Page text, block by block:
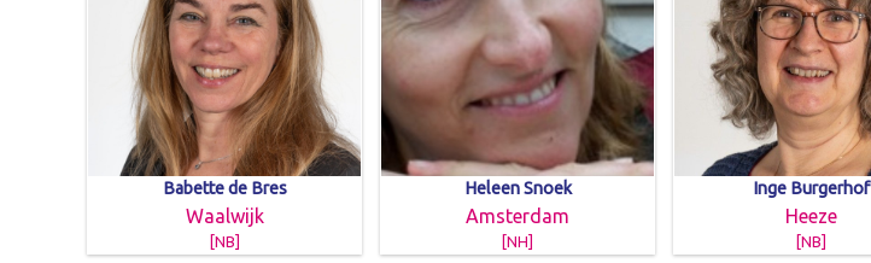
Babette de Bres
Waalwijk
[NB]
Heleen Snoek
Amsterdam
[NH]
Inge Burgerhof
Heeze
[NB]